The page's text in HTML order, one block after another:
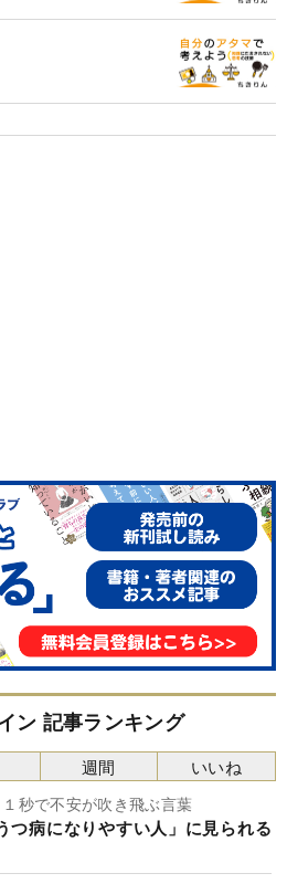
ン 記事ランキング
秒で不安が吹き飛ぶ言葉
つ病になりやすい人」に見られる
週間 いいね